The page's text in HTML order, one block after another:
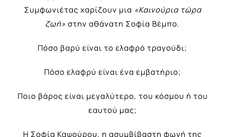
Συμφωνιέτας χαρίζουν μια «Καινούρια τώρα
ζωή» στην αθάνατη Σοφία Βέμπο.
Πόσο βαρύ είναι το ελαφρό τραγούδι;
Πόσο ελαφρύ είναι ένα εμβατήριο;
Ποιο βάρος είναι μεγαλύτερο, του κόσμου ή του
εαυτού μας;
Η Σοφία Καψούρου, η ασυμβίβαστη φωνή της